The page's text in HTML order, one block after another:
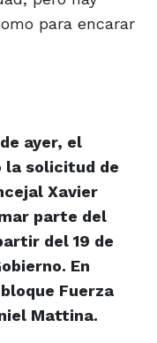
para encarar
ayer, el
la solicitud de
Xavier
parte del
del 19 de
En
Fuerza
Mattina.